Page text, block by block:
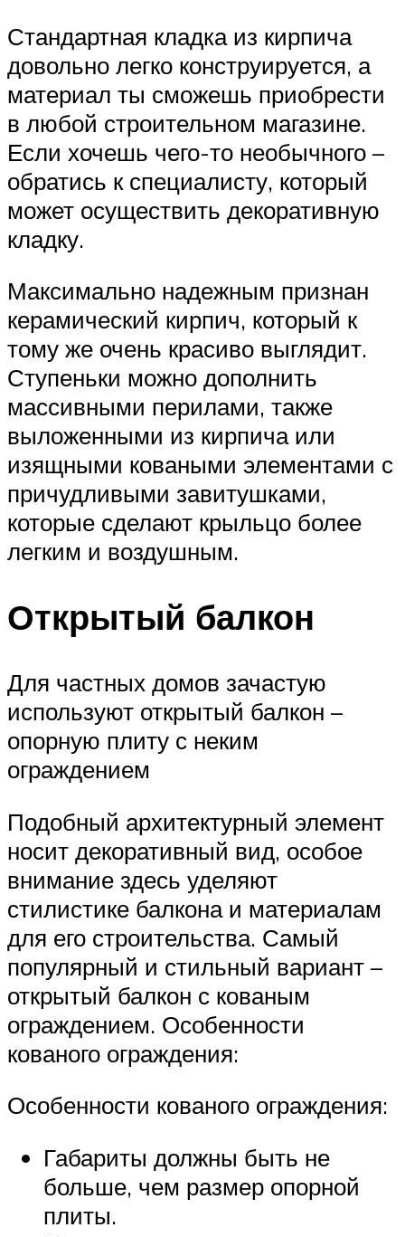
Стандартная кладка из кирпича
довольно легко конструируется, а
материал ты сможешь приобрести
в любой строительном магазине.
Если хочешь чего-то необычного –
обратись к специалисту, который
может осуществить декоративную
кладку.
Максимально надежным признан
керамический кирпич, который к
тому же очень красиво выглядит.
Ступеньки можно дополнить
массивными перилами, также
выложенными из кирпича или
изящными коваными элементами с
причудливыми завитушками,
которые сделают крыльцо более
легким и воздушным.
Открытый балкон
Для частных домов зачастую
используют открытый балкон –
опорную плиту с неким
ограждением
Подобный архитектурный элемент
носит декоративный вид, особое
внимание здесь уделяют
стилистике балкона и материалам
для его строительства. Самый
популярный и стильный вариант –
открытый балкон с кованым
ограждением. Особенности
кованого ограждения:
Особенности кованого ограждения:
Габариты должны быть не
больше, чем размер опорной
плиты.